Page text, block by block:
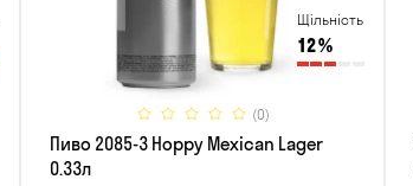
Щільність
12%
(0)
Пиво 2085-3 Hoppy Mexican Lager
0.33л